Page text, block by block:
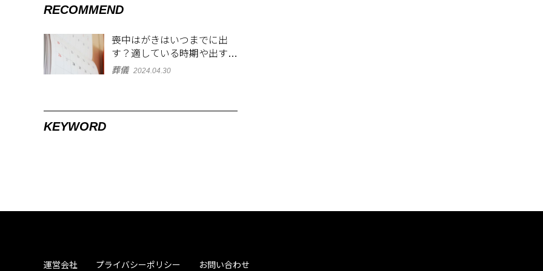
RECOMMEND
喪中はがきはいつまでに出
す？適している時期や出す範
囲を解説！
葬儀 2024.04.30
KEYWORD
運営会社 プライバシーポリシー お問い合わせ